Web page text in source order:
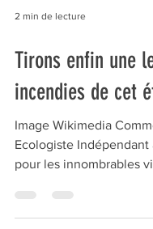
Tirons enfin une
incendies de cet
Image Wikimedia
Ecologiste Indépendant